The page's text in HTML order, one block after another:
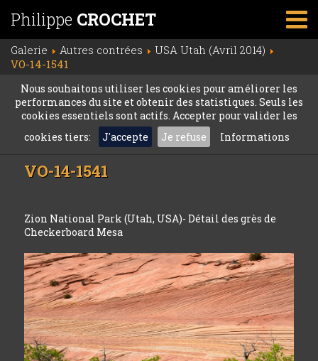
Philippe CROCHET
Galerie Autres contrées
USA Utah (Avril 2014)
VO-14-1541
Nous souhaitons utiliser les cookies pour améliorer les
performances du site et obtenir des statistiques. Seuls les
cookies essentiels sont actifs. Accepter pour valider les
cookies tiers:
J'accepte Je refuse Informations
VO-14-1541
Zion National Park (Utah, USA)- Détail des grès de
Checkerboard Mesa